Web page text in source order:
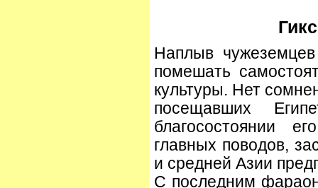
Наплыв
помешать
культуры. Нет
посещавших
благосостоянии
главных поводов,
и средней Азии
С последним